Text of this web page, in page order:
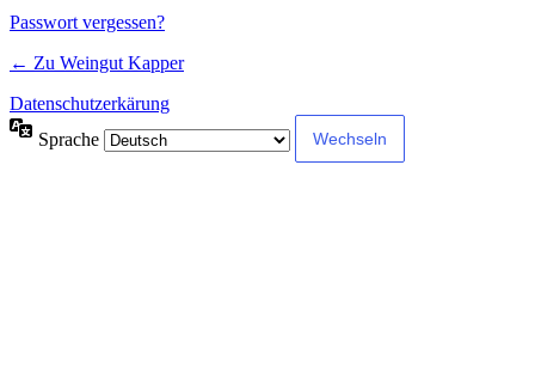
Passwort vergessen?
← Zu Weingut Kapper
Datenschutzerkärung
Sprache